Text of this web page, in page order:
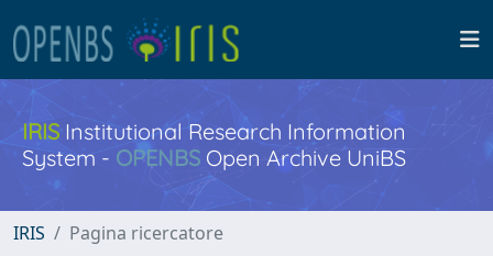
IRISInstitutional Research Information
System - OPENBS Open Archive UniBS
IRIS Pagina ricercatore